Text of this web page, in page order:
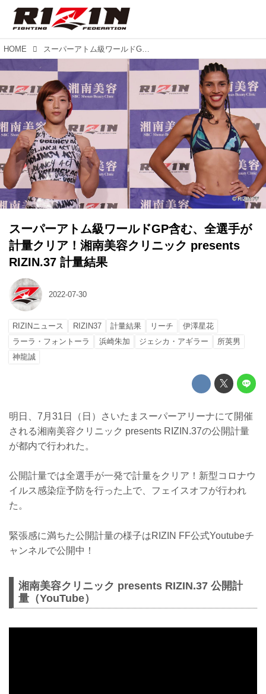
HOME スーパーアトム級ワールドGP含む、全選手が計量クリア！湘南美容クリニック presents RIZIN.37 計量結果
スーパーアトム級ワールドGP含む、全選手が
計量クリア！湘南美容クリニック presents
RIZIN.37 計量結果
2022-07-30
RIZINニュース RIZIN37 計量結果 リーチ
伊澤星花
ラーラ・フォントーラ
浜崎朱加 ジェシカ・アギラー
所英男
神龍誠
明日、7月31日（日）さいたまスーパーアリーナにて開催
される湘南美容クリニック presents RIZIN.37の公開計量
が都内で行われた。
公開計量では全選手が一発で計量をクリア！新型コロナウ
イルス感染症予防を行った上で、フェイスオフが行われ
た。
緊張感に満ちた公開計量の様子はRIZIN FF公式Youtubeチ
ャンネルで公開中！
湘南美容クリニック presents RIZIN.37 公開計
量（YouTube）